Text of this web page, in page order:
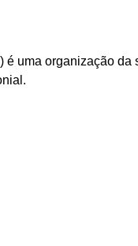
é uma organização